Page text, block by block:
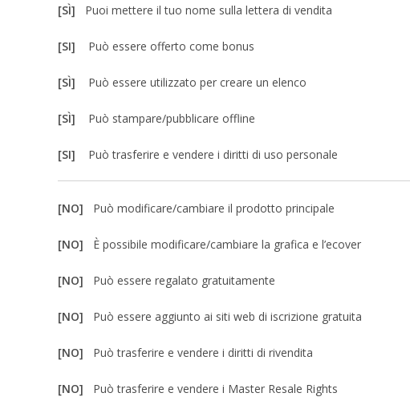
[SÌ] Puoi mettere il tuo nome sulla lettera di vendita
[SI] Può essere offerto come bonus
[SÌ] Può essere utilizzato per creare un elenco
[SÌ] Può stampare/pubblicare offline
[SI] Può trasferire e vendere i diritti di uso personale
[NO] Può modificare/cambiare il prodotto principale
[NO] È possibile modificare/cambiare la grafica e l’ecover
[NO] Può essere regalato gratuitamente
[NO] Può essere aggiunto ai siti web di iscrizione gratuita
[NO] Può trasferire e vendere i diritti di rivendita
[NO] Può trasferire e vendere i Master Resale Rights